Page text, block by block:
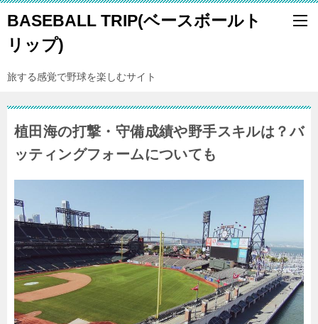
BASEBALL TRIP(ベースボールト
リップ)
旅する感覚で野球を楽しむサイト
植田海の打撃・守備成績や野手スキルは？バ
ッティングフォームについても